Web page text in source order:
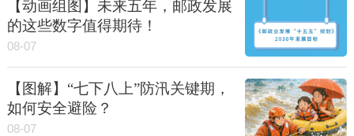
【动画组图】未来五年，邮政发展
的这些数字值得期待！
08-07
【图解】“七下八上”防汛关键期，
如何安全避险？
08-07